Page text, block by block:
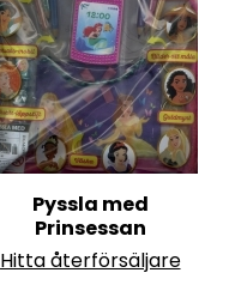
Pyssla med
Prinsessan
Hitta återförsäljare